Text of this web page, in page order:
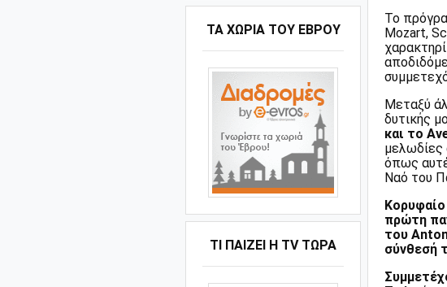
ΤΑ ΧΩΡΙΆ ΤΟΥ ΈΒΡΟΥ
ΤΙ ΠΑΊΖΕΙ Η ΤV ΤΏΡΑ
Το
Mozart,
Μεταξύ
δυτικής
και το
μελωδίες
όπως
Ναό του
πρώτη
του
σύνθεσή